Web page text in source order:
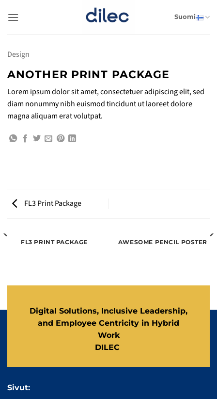
Suomi
Design
ANOTHER PRINT PACKAGE
Lorem ipsum dolor sit amet, consectetuer adipiscing elit, sed
diam nonummy nibh euismod tincidunt ut laoreet dolore
magna aliquam erat volutpat.
FL3 Print Package
FL3 PRINT PACKAGE AWESOME PENCIL POSTER
Digital Solutions, Inclusive Leadership,
and Employee Centricity in Hybrid
Work
DILEC
Sivut: